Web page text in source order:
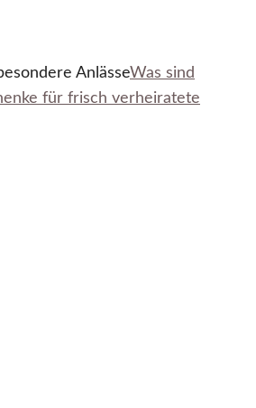
AnlässeWas sind
für frisch verheiratete